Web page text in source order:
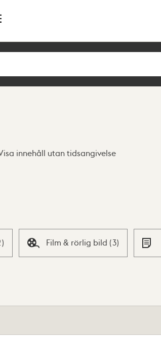
innehåll utan tidsangivelse
) Film & rörlig bild (3)